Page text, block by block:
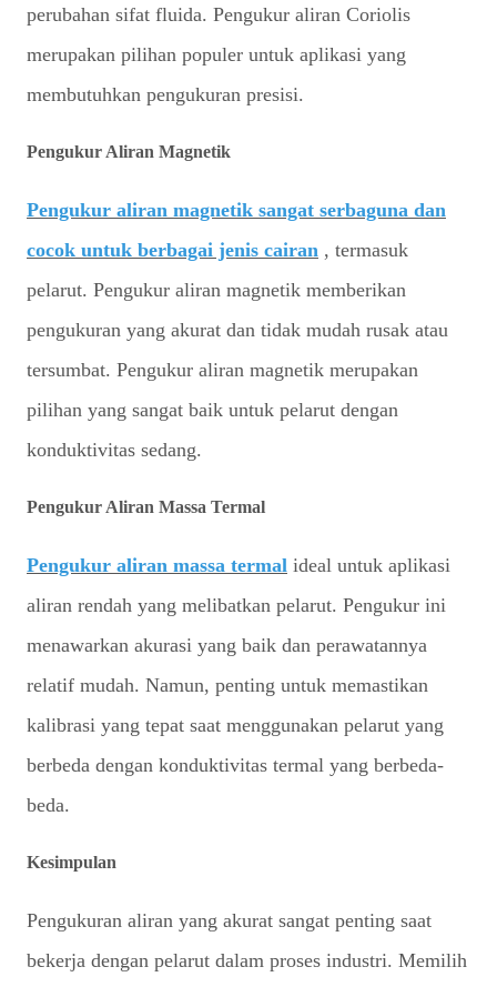
perubahan sifat fluida. Pengukur aliran Coriolis
merupakan pilihan populer untuk aplikasi yang
membutuhkan pengukuran presisi.
Pengukur Aliran Magnetik
Pengukur aliran magnetik sangat serbaguna dan
cocok untuk berbagai jenis cairan , termasuk
pelarut. Pengukur aliran magnetik memberikan
pengukuran yang akurat dan tidak mudah rusak atau
tersumbat. Pengukur aliran magnetik merupakan
pilihan yang sangat baik untuk pelarut dengan
konduktivitas sedang.
Pengukur Aliran Massa Termal
Pengukur aliran massa termal ideal untuk aplikasi
aliran rendah yang melibatkan pelarut. Pengukur ini
menawarkan akurasi yang baik dan perawatannya
relatif mudah. Namun, penting untuk memastikan
kalibrasi yang tepat saat menggunakan pelarut yang
berbeda dengan konduktivitas termal yang berbeda-
beda.
Kesimpulan
Pengukuran aliran yang akurat sangat penting saat
bekerja dengan pelarut dalam proses industri. Memilih